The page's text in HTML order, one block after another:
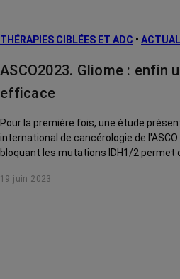
THÉRAPIES CIBLÉES ET ADC •
ASCO2023. Gliome : enfin
efficace
Pour la première fois, une étude
international de cancérologie de
bloquant les mutations IDH1/2 permet
19 juin 2023